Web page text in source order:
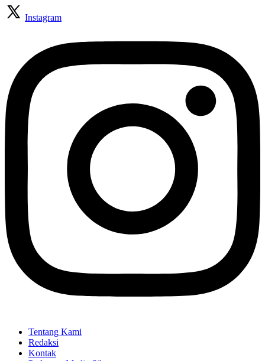
Instagram
Tentang Kami
Redaksi
Kontak